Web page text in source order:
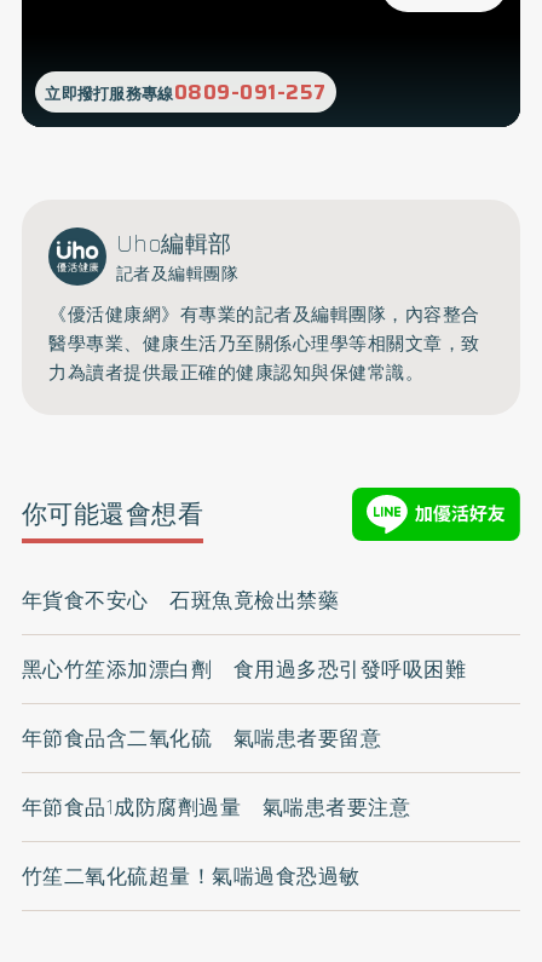
立即撥打服務專線0809-091-257
Uho編輯部
記者及編輯團隊
《優活健康網》有專業的記者及編輯團隊，內容整合
醫學專業、健康生活乃至關係心理學等相關文章，致
力為讀者提供最正確的健康認知與保健常識。
你可能還會想看
年貨食不安心 石斑魚竟檢出禁藥
黑心竹笙添加漂白劑 食用過多恐引發呼吸困難
年節食品含二氧化硫 氣喘患者要留意
年節食品1成防腐劑過量 氣喘患者要注意
竹笙二氧化硫超量！氣喘過食恐過敏